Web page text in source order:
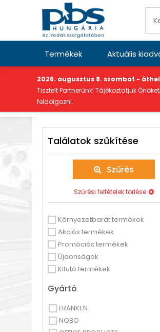
Termékek Aktuális
2026. augusztus 8. szombat -
Tisztelt Partnerünk! Tájékoztatjuk
feldolgozni.
Találatok szűkítése
Szűrés
Szűrési feltételek törlése
Környezetbarát termékek
Akciós termékek
Promóciós termékek
Újdonságok
Kifutó termékek
Gyártó
FRANKEN
NOBO